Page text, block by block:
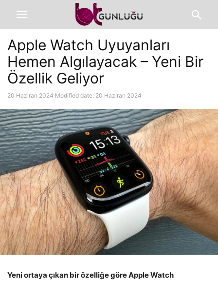
Apple Watch Uyuyanları
Hemen Algılayacak – Yeni Bir
Özellik Geliyor
20 Haziran 2024 Modified date: 20 Haziran 2024
Yeni ortaya çıkan bir özelliğe göre Apple Watch